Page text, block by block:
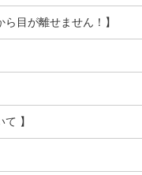
目が離せません！】
】